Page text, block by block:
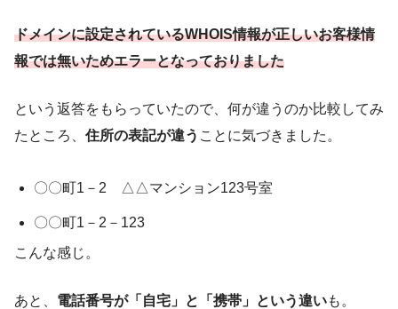
ドメインに設定されているWHOIS情報が正しいお客様情
報では無いためエラーとなっておりました
という返答をもらっていたので、何が違うのか比較してみ
たところ、 住所の表記が違う ことに気づきました。
〇〇町1－2 △△マンション123号室
〇〇町1－2－123
こんな感じ。
あと、 電話番号が「自宅」と「携帯」という違いも。